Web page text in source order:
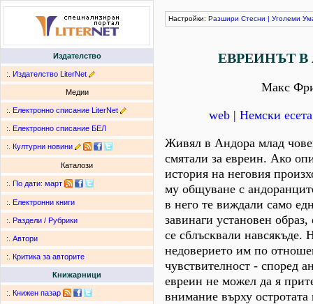
Издателство
:. Издателство LiterNet
Медии
:. Електронно списание LiterNet
:. Електронно списание БЕЛ
:. Културни новини
Каталози
:. По дати: март
:. Електронни книги
:. Раздели / Рубрики
:. Автори
:. Критика за авторите
Книжарници
:. Книжен пазар
Настройки: Разшири Стесни | Уголеми
ЕВРЕИНЪТ В
Макс
web | Немски
Живял в Андора млад
смятали за евреин. Ако
история на неговия
му общуване с
в него те виждали само
завинаги установен
се сблъсквали навсякъде.
недоверието им по
чувствителност - според
евреин не можел да я
внимание върху